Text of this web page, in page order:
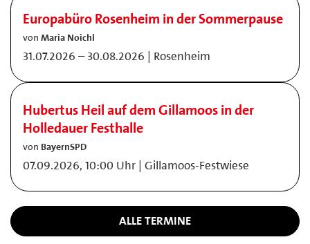
Europabüro Rosenheim in der Sommerpause
von Maria Noichl
31.07.2026 – 30.08.2026 | Rosenheim
Hubertus Heil auf dem Gillamoos in der
Holledauer Festhalle
von BayernSPD
07.09.2026, 10:00 Uhr | Gillamoos-Festwiese
ALLE TERMINE